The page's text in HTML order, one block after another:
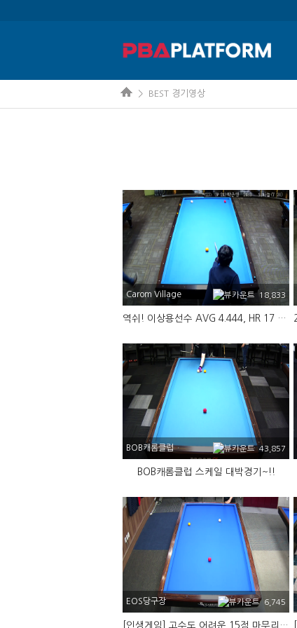
> BEST 경기영상
Carom Village 18,833
역쉬! 이상용선수 AVG 4.444, HR 17 ^^
BOB캐롬클럽 43,857
BOB캐롬클럽 스케일 대박경기~!!
EOS당구장 6,745
[인생게임] 고수도 어려운 15점 마무리 (핸디 22점)